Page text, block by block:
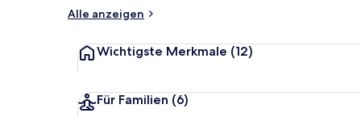
Alle anzeigen
Wichtigste Merkmale (12)
Für Familien (6)